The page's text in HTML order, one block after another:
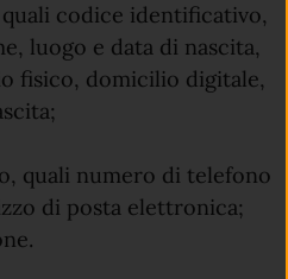
codice identificativo,
luogo e data di nascita,
fisico, domicilio digitale,
quali numero di telefono
di posta elettronica;